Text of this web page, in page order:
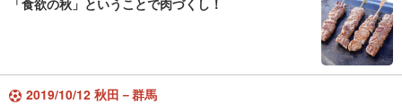
「食欲の秋」ということで肉づくし！
2019/10/12 秋田－群馬